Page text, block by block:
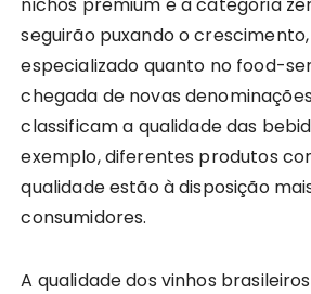
seguirão puxando o
especializado quanto no food-
chegada de novas
classificam a qualidade das
exemplo, diferentes produtos
qualidade estão à disposição
consumidores.
A qualidade dos vinhos